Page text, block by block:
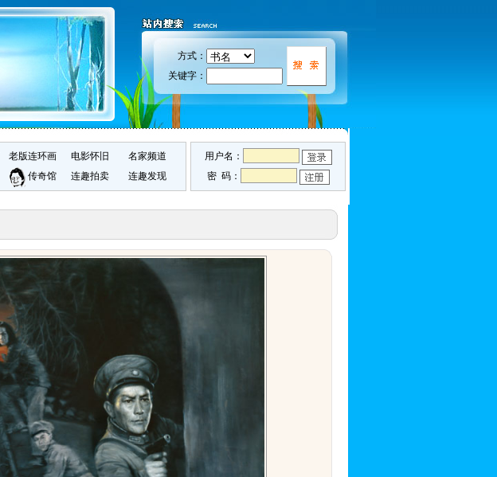
方式：
关键字：
老版连环画 电影怀旧
名家频道
传奇馆 连趣拍卖 连趣发现
用户名：
密 码：